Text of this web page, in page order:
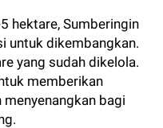
hektare, Sumberingin
untuk dikembangkan.
yang sudah dikelola.
memberikan
bagi